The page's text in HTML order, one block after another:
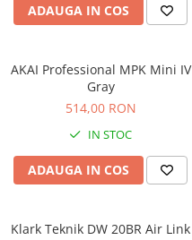
Subwoofere de studio
Accesorii pentru lumini
Cabluri de Alimentare
Case-uri de lumini
Comenzi si controllere
Efecte de lumini
ADAUGA IN COS
AKAI Professional MPK Mini IV
Gray
514,00 RON
IN STOC
ADAUGA IN COS
Klark Teknik DW 20BR Air Link